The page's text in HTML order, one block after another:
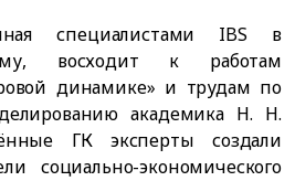
специалистами IBS в
восходит к работам
динамике» и трудам по
академика Н. Н.
ГК эксперты создали
социально-экономического